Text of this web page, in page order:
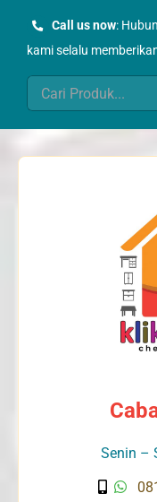
Call us now:
kami selalu
Search
for:
Senin –